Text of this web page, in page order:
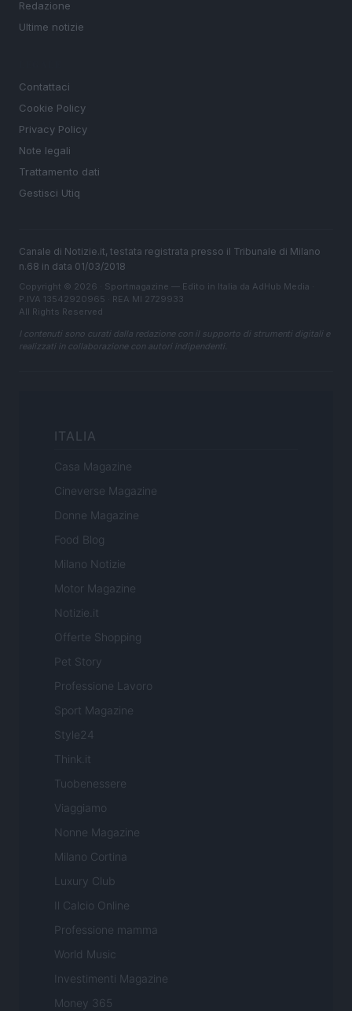
Redazione
Ultime notizie
Contattaci
Cookie Policy
Privacy Policy
Note legali
Trattamento dati
Gestisci Utiq
Canale di Notizie.it, testata registrata presso il Tribunale di Milano
n.68 in data 01/03/2018
Copyright © 2026 · Sportmagazine — Edito in Italia da AdHub Media
P.IVA 13542920965 · REA MI 2729933
All Rights Reserved
I contenuti sono curati dalla redazione con il supporto di strumenti digitali e
realizzati in collaborazione con autori indipendenti.
ITALIA
Casa Magazine
Cineverse Magazine
Donne Magazine
Food Blog
Milano Notizie
Motor Magazine
Notizie.it
Offerte Shopping
Pet Story
Professione Lavoro
Sport Magazine
Style24
Think.it
Tuobenessere
Viaggiamo
Nonne Magazine
Milano Cortina
Luxury Club
Il Calcio Online
Professione mamma
World Music
Investimenti Magazine
Money 365